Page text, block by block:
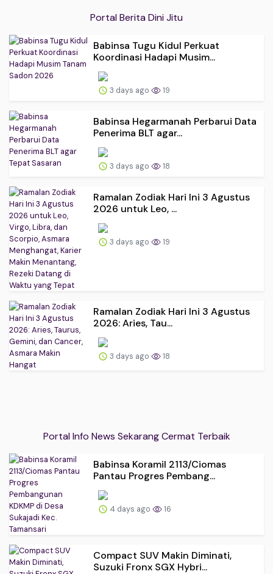
Portal Berita Dini Jitu
Babinsa Tugu Kidul Perkuat
Koordinasi Hadapi Musim...
3 days ago 19
Babinsa Hegarmanah Perbarui Data
Penerima BLT agar...
3 days ago 18
Ramalan Zodiak Hari Ini 3 Agustus
2026 untuk Leo, ...
3 days ago 19
Ramalan Zodiak Hari Ini 3 Agustus
2026: Aries, Tau...
3 days ago 18
Portal Info News Sekarang Cermat Terbaik
Babinsa Koramil 2113/Ciomas
Pantau Progres Pembang...
4 days ago 16
Compact SUV Makin Diminati,
Suzuki Fronx SGX Hybri...